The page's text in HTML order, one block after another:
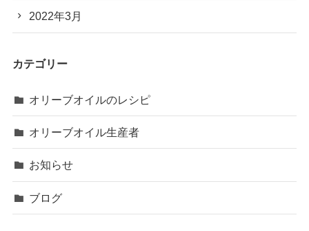
2022年3月
カテゴリー
オリーブオイルのレシピ
オリーブオイル生産者
お知らせ
ブログ